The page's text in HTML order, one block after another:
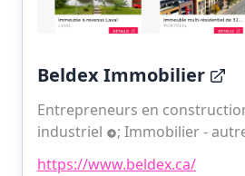
Beldex Immobilier
Entrepreneurs en
industriel
; Immobilier -
https://www.beldex.ca/